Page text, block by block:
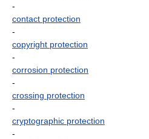
-
contact protection
-
copyright protection
-
corrosion protection
-
crossing protection
-
cryptographic protection
-